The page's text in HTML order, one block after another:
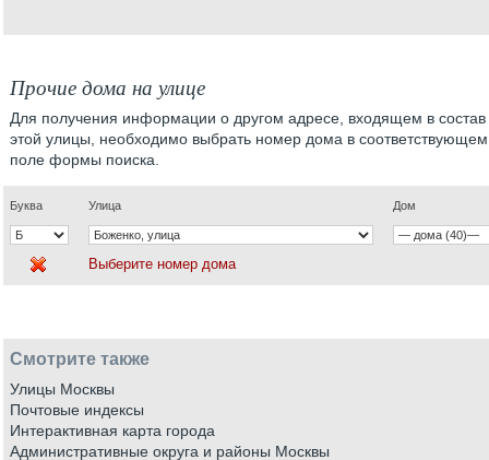
Прочие дома на улице
Для получения информации о другом адресе, входящем в состав
этой улицы, необходимо выбрать номер дома в соответствующем
поле формы поиска.
Буква Улица Дом
Выберите номер дома
Смотрите также
Улицы Москвы
Почтовые индексы
Интерактивная карта города
Административные округа и районы Москвы